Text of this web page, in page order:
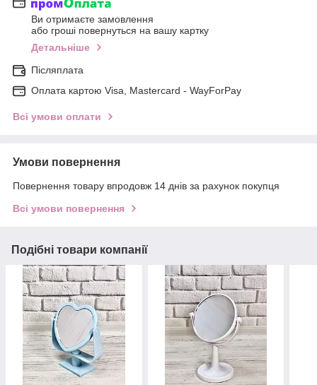
Ви отримаєте замовлення
або гроші повернуться на вашу картку
Детальніше
Післяплата
Оплата картою Visa, Mastercard - WayForPay
Всі умови оплати
Умови повернення
Повернення товару впродовж 14 днів за рахунок покупця
Всі умови повернення
Подібні товари компанії